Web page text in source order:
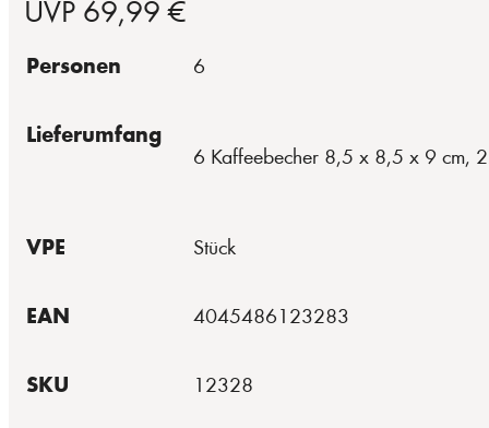
UVP 69,99 €
Personen 6
Lieferumfang
6 Kaffeebecher 8,5 x 8,5 x 9 cm,
VPE Stück
EAN 4045486123283
SKU 12328